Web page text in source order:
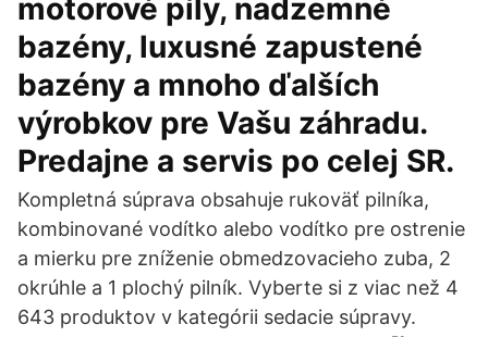
motorové píly, nadzemné
bazény, luxusné zapustené
bazény a mnoho ďalších
výrobkov pre Vašu záhradu.
Predajne a servis po celej SR.
Kompletná súprava obsahuje rukoväť pilníka,
kombinované vodítko alebo vodítko pre ostrenie
a mierku pre zníženie obmedzovacieho zuba, 2
okrúhle a 1 plochý pilník. Vyberte si z viac než 4
643 produktov v kategórii sedacie súpravy.